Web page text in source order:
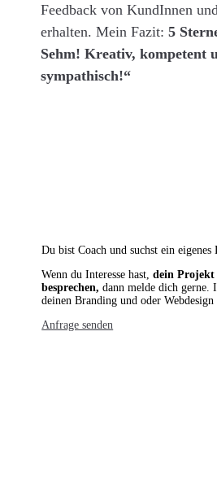
Feedback von KundInnen
erhalten. Mein Fazit: 5
Sehm! Kreativ, kompetent
sympathisch!“
Du bist Coach und suchst ein eigenes
Wenn du Interesse hast,dein
besprechen, dann melde dich gerne.
deinen Branding und oder Webdesign
Anfrage senden